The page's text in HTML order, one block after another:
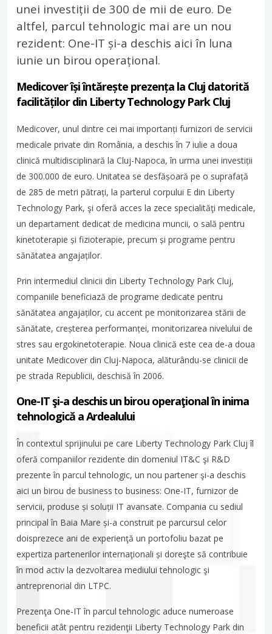
unei investiții de 300 de mii de euro. De
altfel, parcul tehnologic mai are un nou
rezident: One-IT și-a deschis aici în luna
iunie un birou operațional.
Medicover își întărește prezența la Cluj datorită
facilităților din Liberty Technology Park Cluj
Medicover, unul dintre cei mai importanți furnizori de servicii
medicale private din România, a deschis în 7 iulie a doua
clinică multidisciplinară la Cluj-Napoca, în urma unei investiții
de 300.000 de euro. Unitatea se desfășoară pe o suprafață
de 285 de metri pătrați, la parterul corpului E din Liberty
Technology Park, şi oferă acces la zece specialităţi medicale,
un departament dedicat de medicina muncii, o sală pentru
kinetoterapie și fizioterapie, precum și programe pentru
sănătatea angajaților.
Prin intermediul clinicii din Liberty Technology Park Cluj,
companiile beneficiază de programe dedicate pentru
sănătatea angajaților, cu accent pe monitorizarea stării de
sănătate, creșterea performanței, monitorizarea nivelului de
stres sau ergokinetoterapie. Noua clinică este cea de-a doua
unitate Medicover din Cluj-Napoca, alăturându-se clinicii de
pe strada Republicii, deschisă în 2006.
One-IT şi-a deschis un birou operaţional în inima
tehnologică a Ardealului
În contextul sprijinului pe care Liberty Technology Park Cluj îl
oferă companiilor rezidente din domeniul IT&C şi R&D
prezente în parcul tehnologic, un nou partener şi-a deschis
aici un birou de business to business: One-IT, furnizor de
servicii, produse și soluții IT avansate. Compania cu sediul
principal în Baia Mare și-a construit pe parcursul celor
doisprezece ani de experienţă un portofoliu bazat pe
expertiza partenerilor internaţionali și doreşte să contribuie
în mod activ la dezvoltarea mediului tehnologic şi
antreprenorial din LTPC.
Prezenţa One-IT în parcul tehnologic aduce numeroase
beneficii atât pentru rezidenţii Liberty Technology Park din